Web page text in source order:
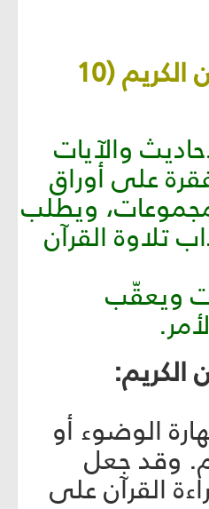
آداب تلاوة القرآن الكريم (10
والآيات
على أوراق
ويطلب
تلاوة القرآن
ويعقّب
الكريم:
الوضوء أو
وقد جعل
القرآن على